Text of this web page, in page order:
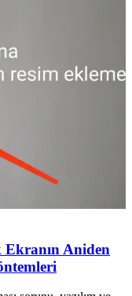
Ekranın Aniden